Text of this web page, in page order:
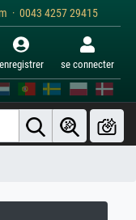
· 0043 4257 29415
enregistrer se connecter